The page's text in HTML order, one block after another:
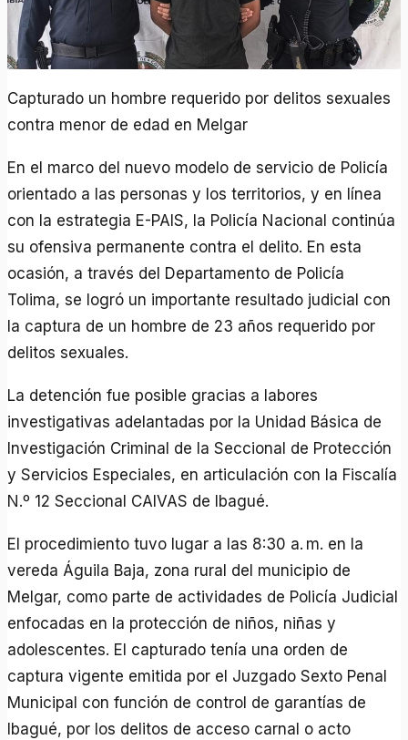
Capturado un hombre requerido por delitos sexuales
contra menor de edad en Melgar
En el marco del nuevo modelo de servicio de Policía
orientado a las personas y los territorios, y en línea
con la estrategia E-PAIS, la Policía Nacional continúa
su ofensiva permanente contra el delito. En esta
ocasión, a través del Departamento de Policía
Tolima, se logró un importante resultado judicial con
la captura de un hombre de 23 años requerido por
delitos sexuales.
La detención fue posible gracias a labores
investigativas adelantadas por la Unidad Básica de
Investigación Criminal de la Seccional de Protección
y Servicios Especiales, en articulación con la Fiscalía
N.º 12 Seccional CAIVAS de Ibagué.
El procedimiento tuvo lugar a las 8:30 a. m. en la
vereda Águila Baja, zona rural del municipio de
Melgar, como parte de actividades de Policía Judicial
enfocadas en la protección de niños, niñas y
adolescentes. El capturado tenía una orden de
captura vigente emitida por el Juzgado Sexto Penal
Municipal con función de control de garantías de
Ibagué, por los delitos de acceso carnal o acto